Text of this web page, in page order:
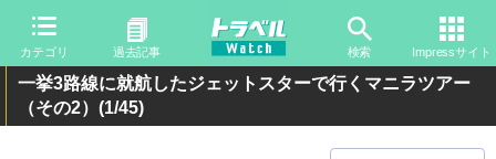
カテゴリ 過去記事 検索 Impressサイト
一挙3路線に就航したジェットスターで行くマニラツアー
（その2） (1/45)